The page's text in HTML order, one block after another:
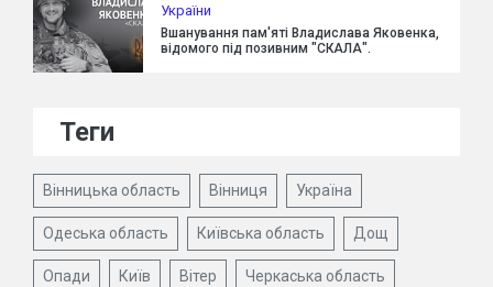
України
Вшанування пам'яті Владислава Яковенка,
відомого під позивним "СКАЛА".
Теги
Вінницька область Вінниця Україна
Одеська область Київська область Дощ
Опади Київ Вітер Черкаська область